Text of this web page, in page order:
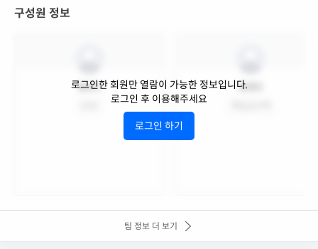
구성원 정보
팀원1 팀원2
로그인한 회원만 열람이 가능한 정보입니다.
로그인 후 이용해주세요
로그인 하기
팀 정보 더 보기